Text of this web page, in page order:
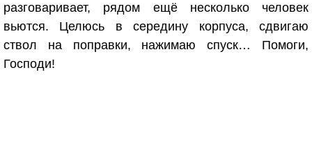
разговаривает, рядом ещё несколько человек
вьются. Целюсь в середину корпуса, сдвигаю
ствол на поправки, нажимаю спуск… Помоги,
Господи!